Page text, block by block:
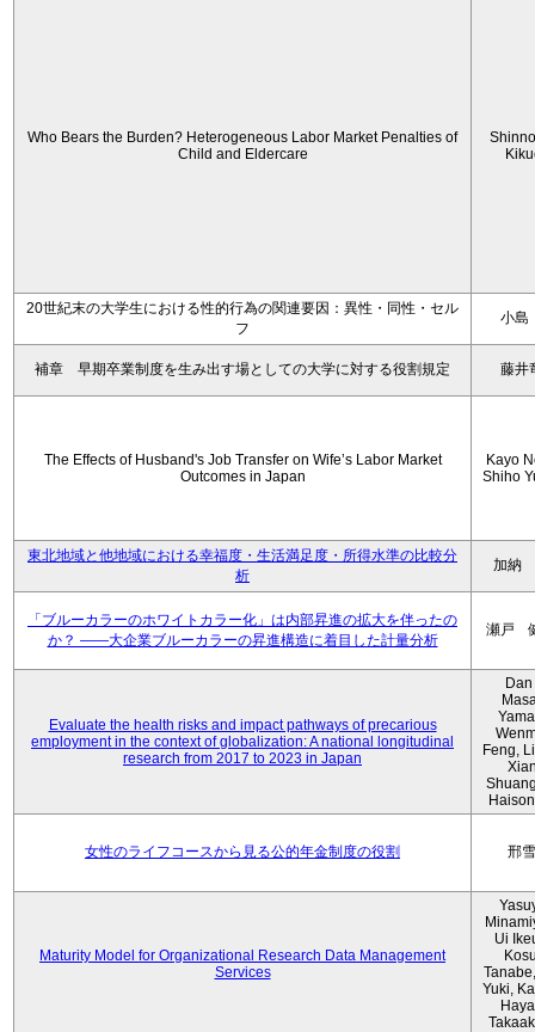
Who Bears the Burden? Heterogeneous Labor Market Penalties of
Child and Eldercare
20世紀末の大学生における性的行為の関連要因：異性・同性・セル
フ
小
補章 早期卒業制度を生み出す場としての大学に対する役割規定 藤井
The Effects of Husband's Job Transfer on Wife’s Labor Market
Outcomes in Japan
Kayo
Shiho
東北地域と他地域における幸福度・生活満足度・所得水準の比較分
析
加納
「ブルーカラーのホワイトカラー化」は内部昇進の拡大を伴ったの
か？ ――大企業ブルーカラーの昇進構造に着目した計量分析
瀬戸
Evaluate the health risks and impact pathways of precarious
employment in the context of globalization: A national longitudinal
research from 2017 to 2023 in Japan
Feng,
女性のライフコースから見る公的年金制度の役割 邢
Maturity Model for Organizational Research Data Management
Services
Ui
Yuki,